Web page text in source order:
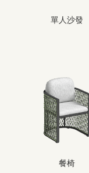
單人沙發
餐椅